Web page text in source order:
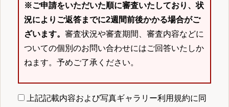
※ご申請をいただいた順に審査いたしており、状
況によりご返答までに2週間前後かかる場合がご
ざいます。 審査状況や審査期間、審査内容などに
ついての個別のお問い合わせにはご回答いたしか
ねます。予めご了承ください。
上記記載内容および写真ギャラリー利用規約に同